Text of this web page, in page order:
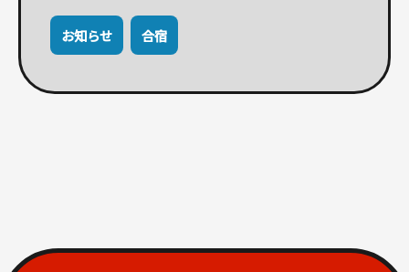
お知らせ 合宿